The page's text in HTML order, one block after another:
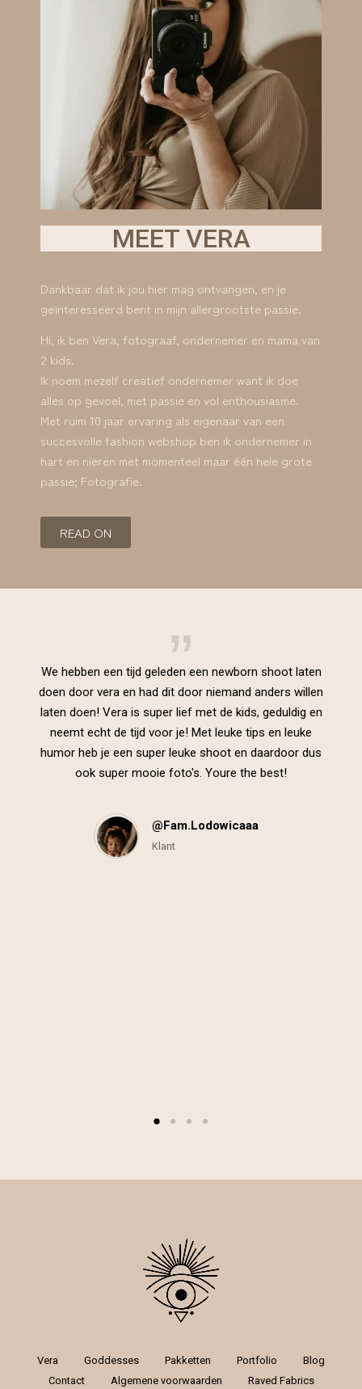
MEET VERA
Dankbaar dat ik jou hier mag ontvangen, en je
geïnteresseerd bent in mijn allergrootste passie.
Hi, ik ben Vera, fotograaf, ondernemer en mama van
2 kids.
Ik noem mezelf creatief ondernemer want ik doe
alles op gevoel, met passie en vol enthousiasme.
Met ruim 10 jaar ervaring als eigenaar van een
succesvolle fashion webshop ben ik ondernemer in
hart en nieren met momenteel maar één hele grote
passie; Fotografie.
READ ON
We hebben een tijd geleden een newborn shoot laten
doen door vera en had dit door niemand anders willen
laten doen! Vera is super lief met de kids, geduldig en
neemt echt de tijd voor je! Met leuke tips en leuke
humor heb je een super leuke shoot en daardoor dus
ook super mooie foto's. Youre the best!
@fam.lodowicaaa
Klant
Vera Goddesses Pakketten Portfolio
Blog
Contact
Algemene voorwaarden Raved Fabrics